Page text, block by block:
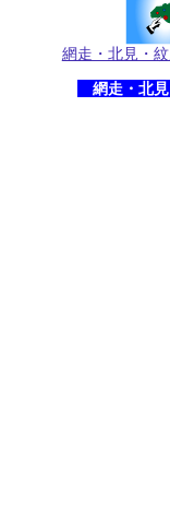
網走・北見・
網走・北